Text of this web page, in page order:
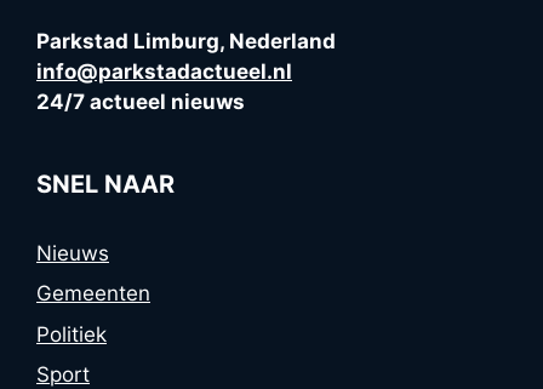
Parkstad Limburg, Nederland
info@parkstadactueel.nl
24/7 actueel nieuws
SNEL NAAR
Nieuws
Gemeenten
Politiek
Sport